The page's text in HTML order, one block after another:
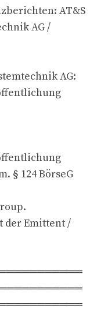
AT&S
AG /
AG:
§ 124 BörseG
der Emittent /